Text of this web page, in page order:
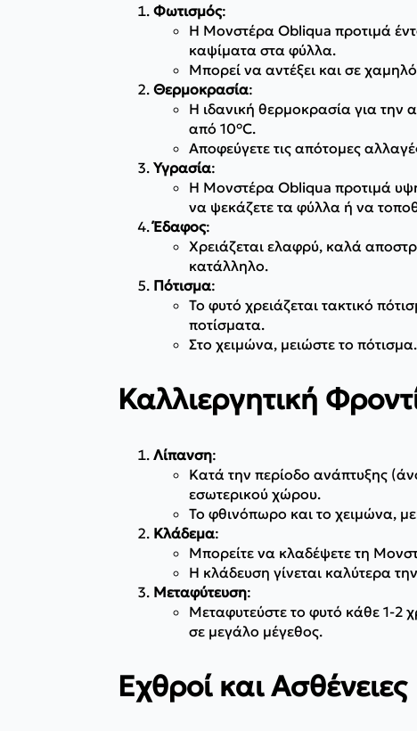
Φωτισμός:
Η Μονστέρα Obliqua προτιμά
καψίματα στα φύλλα.
Μπορεί να αντέξει και σε
Θερμοκρασία:
Η ιδανική θερμοκρασία για την
από 10°C.
Αποφεύγετε τις απότομες
Υγρασία:
Η Μονστέρα Obliqua προτιμά
να ψεκάζετε τα φύλλα ή να
Έδαφος:
Χρειάζεται ελαφρύ, καλά
κατάλληλο.
Πότισμα:
Το φυτό χρειάζεται τακτικό
ποτίσματα.
Στο χειμώνα, μειώστε το πότισμα.
Καλλιεργητική
Λίπανση:
Κατά την περίοδο ανάπτυξης
εσωτερικού χώρου.
Το φθινόπωρο και το χειμώνα,
Κλάδεμα:
Μπορείτε να κλαδέψετε τη
Η κλάδευση γίνεται καλύτερα
Μεταφύτευση:
Μεταφυτεύστε το φυτό κάθε 1-2
σε μεγάλο μέγεθος.
Εχθροί και Ασθένειες